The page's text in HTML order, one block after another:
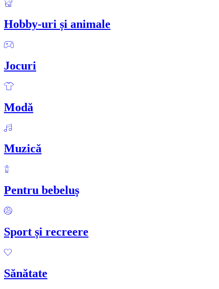
Hobby-uri și animale
Jocuri
Modă
Muzică
Pentru bebeluș
Sport și recreere
Sănătate